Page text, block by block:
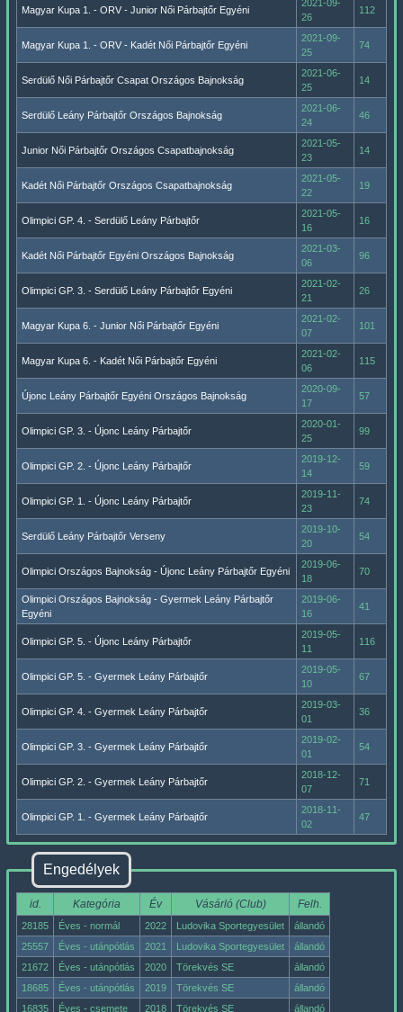
Magyar Kupa 1. - ORV - Junior Női Párbajtőr Egyéni
2021-09-
26
112
Magyar Kupa 1. - ORV - Kadét Női Párbajtőr Egyéni
2021-09-
25
74
Serdülő Női Párbajtőr Csapat Országos Bajnokság
2021-06-
25
14
Serdülő Leány Párbajtőr Országos Bajnokság
2021-06-
24
46
Junior Női Párbajtőr Országos Csapatbajnokság
2021-05-
23
14
Kadét Női Párbajtőr Országos Csapatbajnokság
2021-05-
22
19
Olimpici GP. 4. - Serdülő Leány Párbajtőr
2021-05-
16
16
Kadét Női Párbajtőr Egyéni Országos Bajnokság
2021-03-
06
96
Olimpici GP. 3. - Serdülő Leány Párbajtőr Egyéni
2021-02-
21
26
Magyar Kupa 6. - Junior Női Párbajtőr Egyéni
2021-02-
07
101
Magyar Kupa 6. - Kadét Női Párbajtőr Egyéni
2021-02-
06
115
Újonc Leány Párbajtőr Egyéni Országos Bajnokság
2020-09-
17
57
Olimpici GP. 3. - Újonc Leány Párbajtőr
2020-01-
25
99
Olimpici GP. 2. - Újonc Leány Párbajtőr
2019-12-
14
59
Olimpici GP. 1. - Újonc Leány Párbajtőr
2019-11-
23
74
Serdülő Leány Párbajtőr Verseny
2019-10-
20
54
Olimpici Országos Bajnokság - Újonc Leány Párbajtőr Egyéni
2019-06-
18
70
Olimpici Országos Bajnokság - Gyermek Leány Párbajtőr
Egyéni
2019-06-
16
41
Olimpici GP. 5. - Újonc Leány Párbajtőr
2019-05-
11
116
Olimpici GP. 5. - Gyermek Leány Párbajtőr
2019-05-
10
67
Olimpici GP. 4. - Gyermek Leány Párbajtőr
2019-03-
01
36
Olimpici GP. 3. - Gyermek Leány Párbajtőr
2019-02-
01
54
Olimpici GP. 2. - Gyermek Leány Párbajtőr
2018-12-
07
71
Olimpici GP. 1. - Gyermek Leány Párbajtőr
2018-11-
02
47
Engedélyek
id. Kategória Év Vásárló (Club) Felh.
28185 Éves - normál 2022 Ludovika Sportegyesület
állandó
25557
Éves - utánpótlás 2021 Ludovika Sportegyesület
állandó
21672
Éves - utánpótlás 2020 Törekvés SE
állandó
18685
Éves - utánpótlás 2019 Törekvés SE
állandó
16835
Éves - csemete 2018 Törekvés SE állandó